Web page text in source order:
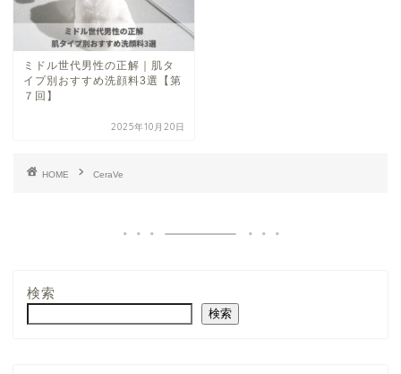
ミドル世代男性の正解｜肌タ
イプ別おすすめ洗顔料3選【第
７回】
2025年10月20日
HOME CeraVe
検索
検索